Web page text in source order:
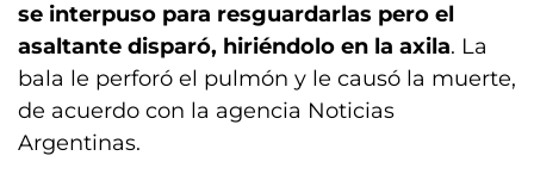
se interpuso para resguardarlas pero el
asaltante disparó, hiriéndolo en la axila. La
bala le perforó el pulmón y le causó la muerte,
de acuerdo con la agencia Noticias
Argentinas.